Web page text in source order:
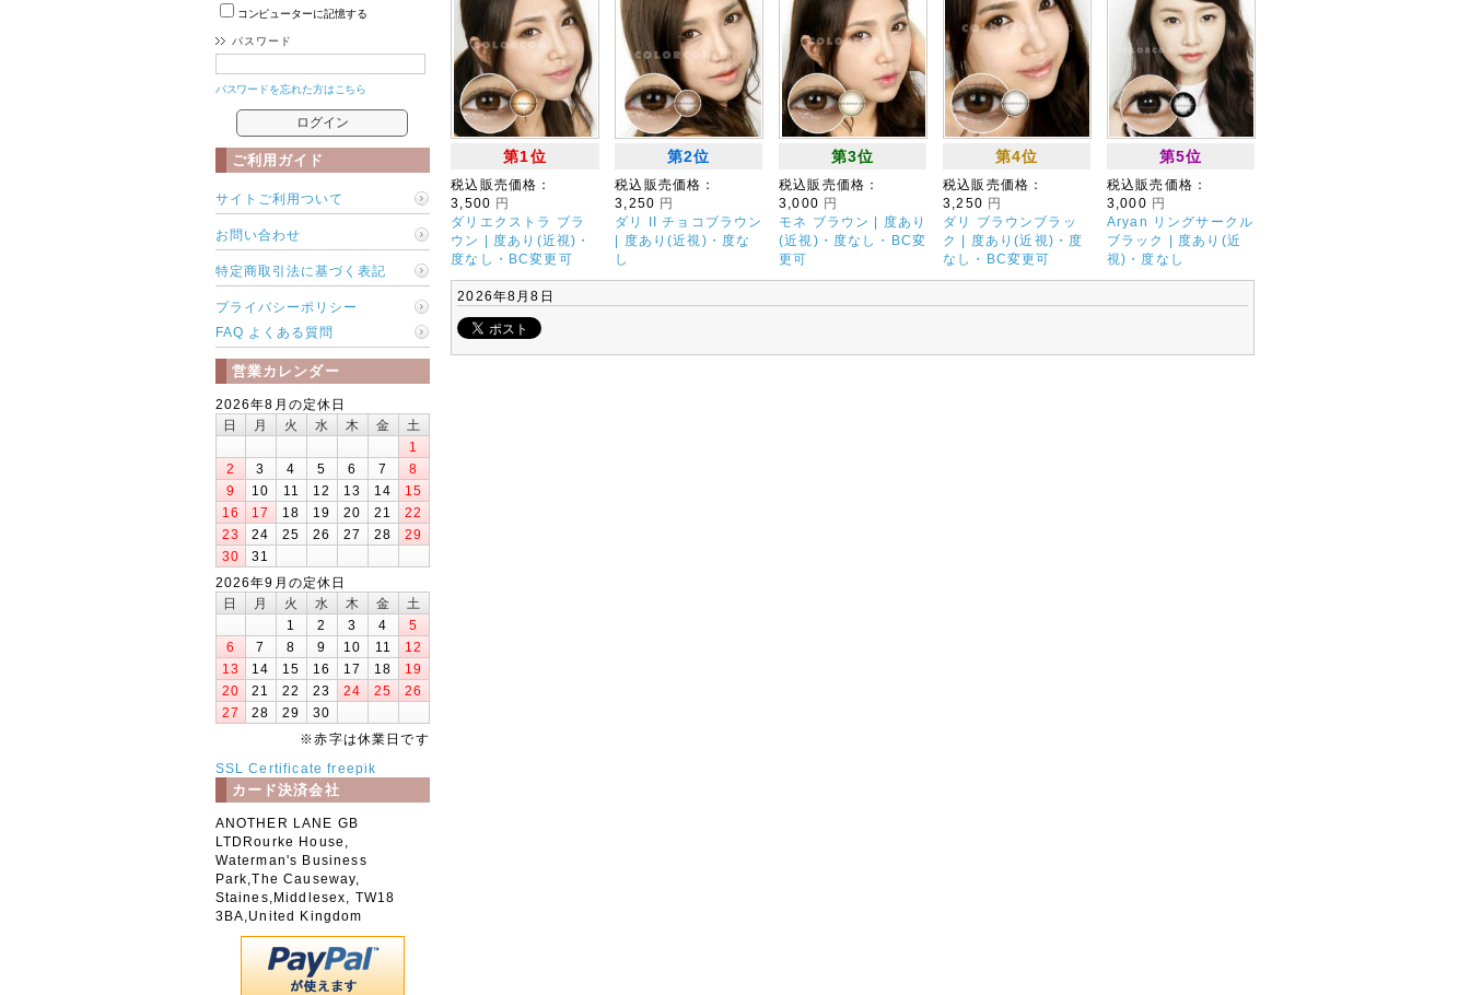
第1位
税込販売価格：
3,500 円
ダリエクストラ ブラ
ウン | 度あり(近視)・
度なし・BC変更可
第2位
税込販売価格：
3,250 円
ダリ II チョコブラウン
| 度あり(近視)・度な
し
第3位
税込販売価格：
3,000 円
モネ ブラウン | 度あり
(近視)・度なし・BC変
更可
第4位
税込販売価格：
3,250 円
ダリ ブラウンブラッ
ク | 度あり(近視)・度
なし・BC変更可
第5位
税込販売価格：
3,000 円
Aryan リングサークル
ブラック | 度あり(近
視)・度なし
2026年8月8日
コンピューターに記憶する
パスワード
パスワードを忘れた方はこちら
ご利用ガイド
サイトご利用ついて
お問い合わせ
特定商取引法に基づく表記
プライバシーポリシー
FAQ よくある質問
営業カレンダー
2026年8月の定休日
日
月 火 水 木 金
土
1
2
3 4 5 6 7
8
9
10 11 12 13 14
15
16
17 18 19 20 21
22
23
24 25 26 27 28
29
30
31
2026年9月の定休日
日
月 火 水 木 金
土
1
2 3 4
5
6
7 8 9 10 11
12
13
14 15 16 17 18
19
20
21 22 23 24 25
26
27
28 29
30
※赤字は休業日です
SSL Certificate freepik
カード決済会社
ANOTHER LANE GB
LTDRourke House,
Waterman's Business
Park,The Causeway,
Staines,Middlesex, TW18
3BA,United Kingdom